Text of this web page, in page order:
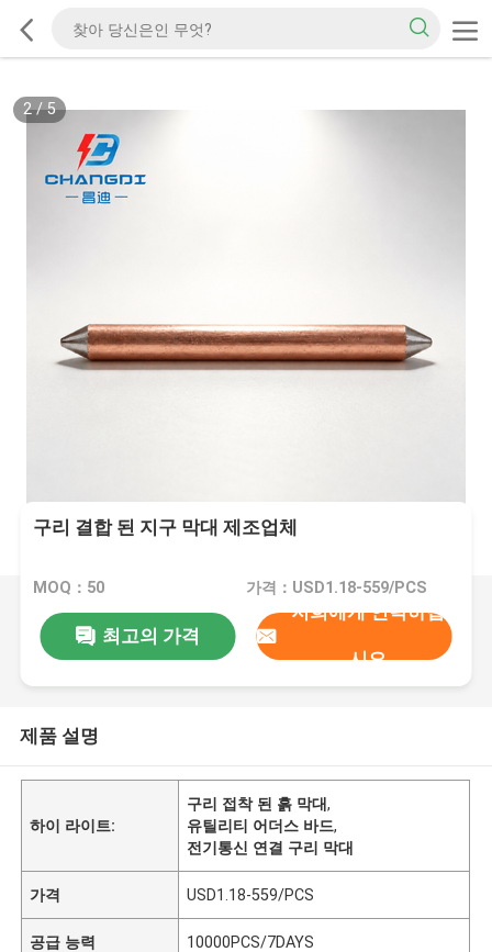
2/5
구리 결합 된 지구 막대 제조업체
MOQ：50 가격：USD1.18-559/PCS
최고의 가격
저희에게 연락하십
시오
제품 설명
하이 라이트:
구리 접착 된 흙 막대,
유틸리티 어더스 바드,
전기통신 연결 구리 막대
가격 USD1.18-559/PCS
공급 능력 10000PCS/7DAYS